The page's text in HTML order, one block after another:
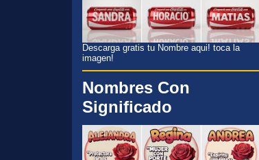
Descarga gratis tu Nombre aqui! toca la
imagen!
Nombres Con
Significado